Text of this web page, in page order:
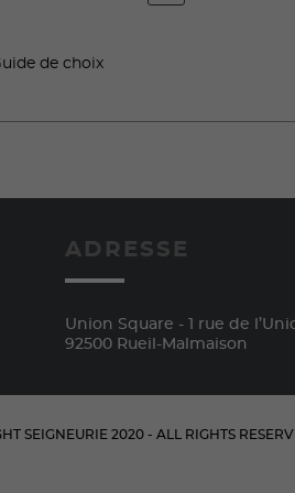
de choix
ADRESSE
Union Square - 1 rue de
92500 Rueil-Malmaison
SEIGNEURIE 2020 - ALL RIGHTS